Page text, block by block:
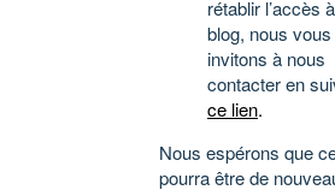
rétablir l’accès
blog, nous vous
invitons à nous
contacter en
ce lien.
Nous espérons que
pourra être de